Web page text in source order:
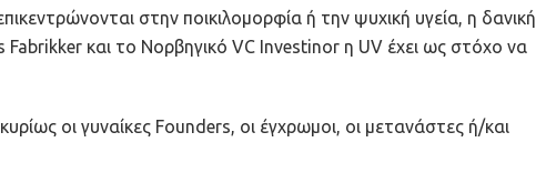
στην ποικιλομορφία ή την ψυχική υγεία, η δανική
Fabrikker και το Νορβηγικό VC Investinor η UV έχει ως στόχο να
οι γυναίκες Founders, οι έγχρωμοι, οι μετανάστες ή/και